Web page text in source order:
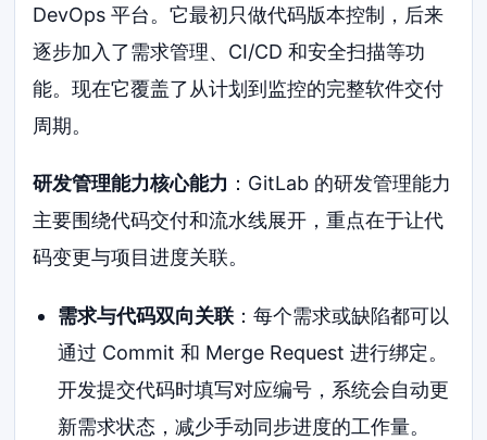
DevOps 平台。它最初只做代码版本控制，后来
逐步加入了需求管理、CI/CD 和安全扫描等功
能。现在它覆盖了从计划到监控的完整软件交付
周期。
研发管理能力核心能力 ：GitLab 的研发管理能力
主要围绕代码交付和流水线展开，重点在于让代
码变更与项目进度关联。
需求与代码双向关联：每个需求或缺陷都可以
通过 Commit 和 Merge Request 进行绑定。
开发提交代码时填写对应编号，系统会自动更
新需求状态，减少手动同步进度的工作量。